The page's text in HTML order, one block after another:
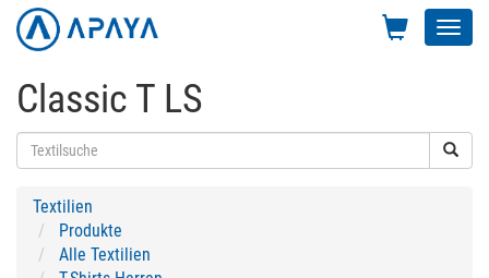
Classic T LS
Textilien
Produkte
Alle Textilien